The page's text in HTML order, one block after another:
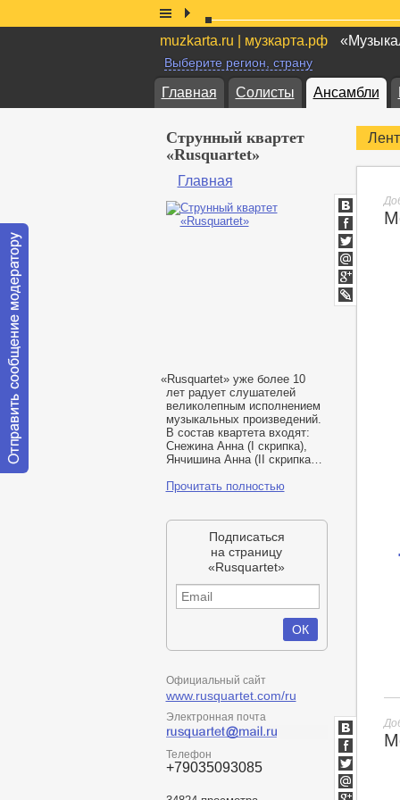
muzkarta.ru | музкарта.рф
Выберите регион, страну
Главная Солисты Ансамбли
Струнный квартет
«Rusquartet»
Главная
«Rusquartet» уже более 10
лет радует слушателей
великолепным исполнением
музыкальных произведений.
В состав квартета входят:
Снежина Анна (I скрипка),
Янчишина Анна (II скрипка…
Прочитать полностью
Подписаться
на страницу
«Rusquartet»
Официальный сайт
www.rusquartet.com/ru
Электронная почта
Телефон
+79035093085
Facebook
Twitter
Мой
Мир
Google+
lj
Facebook
Twitter
Мой